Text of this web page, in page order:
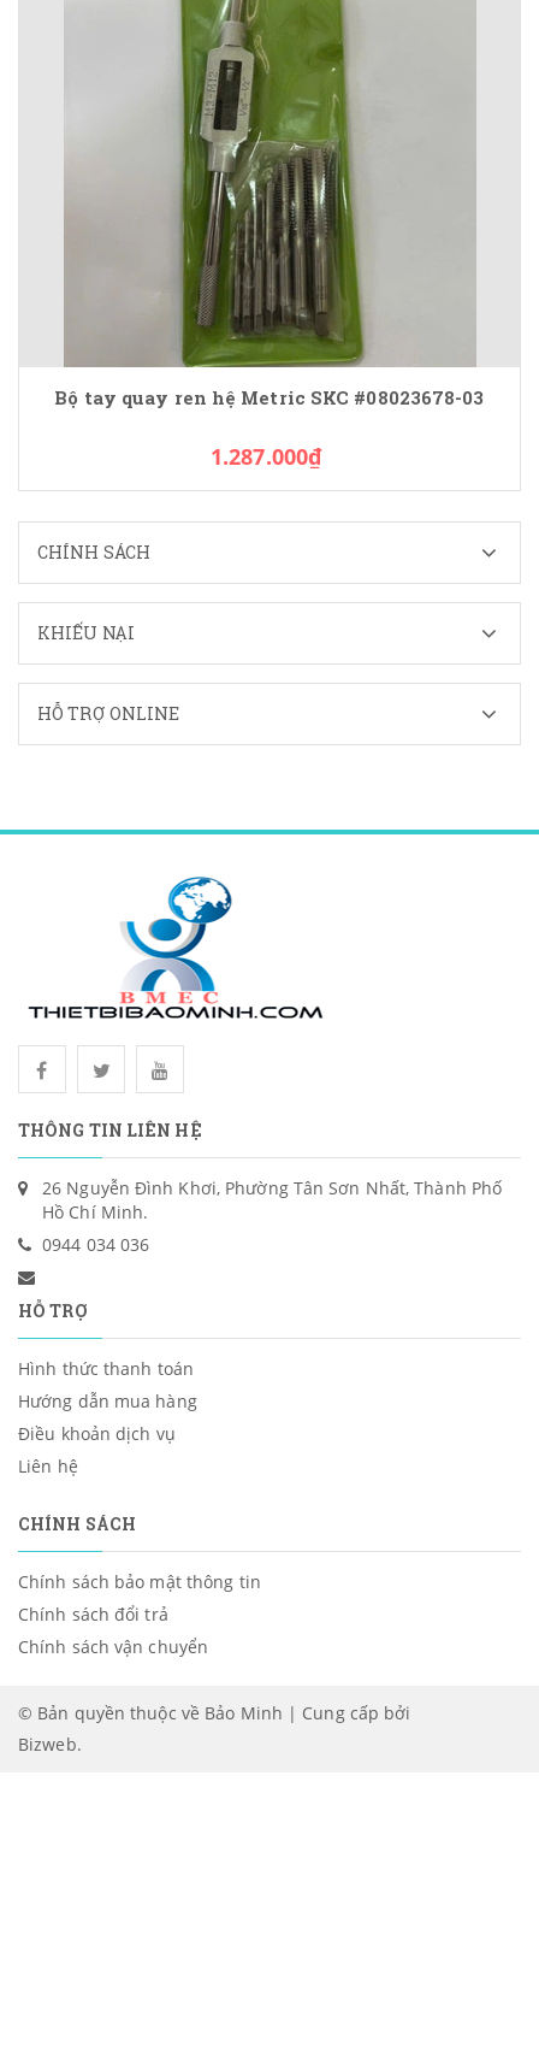
Bộ tay quay ren hệ Metric SKC #08023678-03
1.287.000₫
CHÍNH SÁCH
KHIẾU NẠI
HỖ TRỢ ONLINE
THÔNG TIN LIÊN HỆ
26 Nguyễn Đình Khơi, Phường Tân Sơn Nhất, Thành Phố
Hồ Chí Minh.
0944 034 036
HỖ TRỢ
Hình thức thanh toán
Hướng dẫn mua hàng
Điều khoản dịch vụ
Liên hệ
CHÍNH SÁCH
Chính sách bảo mật thông tin
Chính sách đổi trả
Chính sách vận chuyển
© Bản quyền thuộc về Bảo Minh | Cung cấp bởi
Bizweb.